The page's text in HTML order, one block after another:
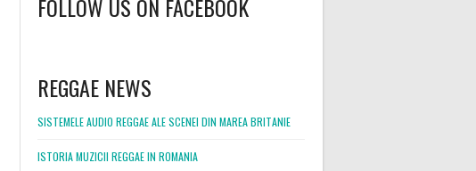
FOLLOW US ON FACEBOOK
REGGAE NEWS
SISTEMELE AUDIO REGGAE ALE SCENEI DIN MAREA BRITANIE
ISTORIA MUZICII REGGAE IN ROMANIA